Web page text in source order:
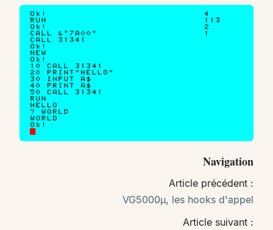
Navigation
Article précédent :
VG5000µ, les hooks d'appel
Article suivant :